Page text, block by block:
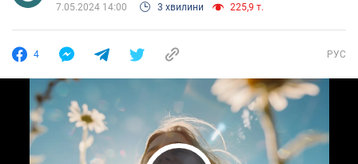
7.05.2024 14:00 3 хвилини 225,9 т.
4 РУС